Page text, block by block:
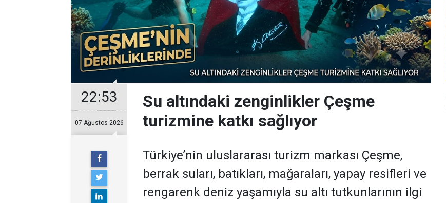
22:53
07 Ağustos 2026
Su altındaki zenginlikler Çeşme
turizmine katkı sağlıyor
Türkiye’nin uluslararası turizm markası Çeşme,
berrak suları, batıkları, mağaraları, yapay resifleri ve
rengarenk deniz yaşamıyla su altı tutkunlarının ilgi